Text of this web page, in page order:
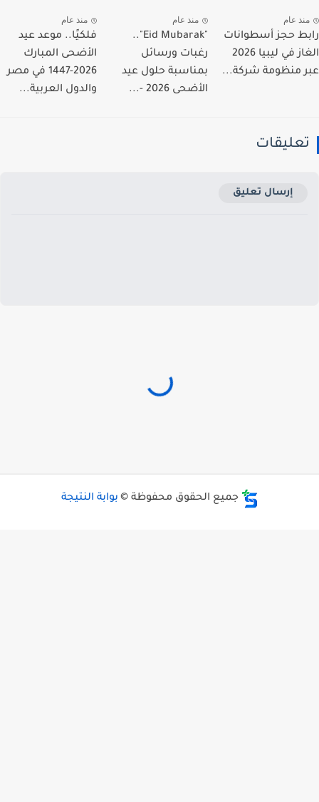
عام
حجز أسطوانات
الغاز في ليبيا 2026
منظومة شركة...
منذ عام
"Eid Mubarak"..
رغبات ورسائل
بمناسبة حلول عيد
الأضحى 2026 -...
منذ عام
فلكيًا.. موعد عيد
الأضحى المبارك
2026-1447 في مصر
والدول العربية...
إرسال تعليق
جميع الحقوق محفوظة © بوابة النتيجة